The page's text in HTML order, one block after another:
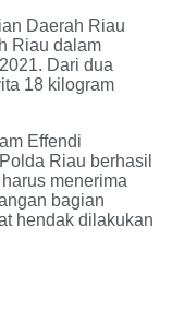
Daerah Riau
Riau dalam
Dari dua
18 kilogram
Effendi
Riau berhasil
menerima
bagian
hendak dilakukan